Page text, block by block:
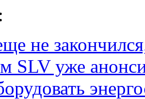
не
SLV уже